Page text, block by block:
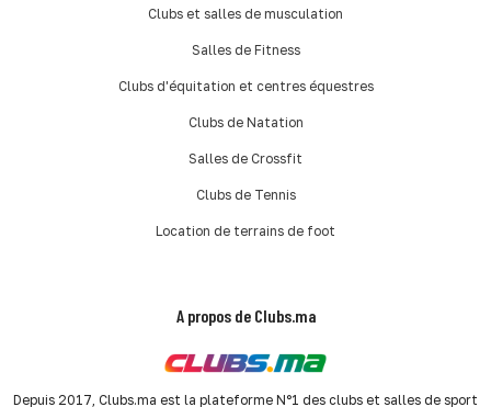
Clubs et salles de musculation
Salles de Fitness
Clubs d'équitation et centres équestres
Clubs de Natation
Salles de Crossfit
Clubs de Tennis
Location de terrains de foot
A propos de Clubs.ma
Depuis 2017, Clubs.ma est la plateforme N°1 des clubs et salles de sport